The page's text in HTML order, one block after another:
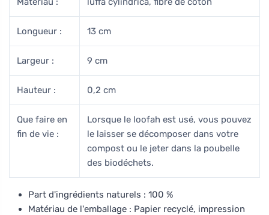
Longueur : 13 cm
Largeur : 9 cm
Hauteur : 0,2 cm
Que faire en
fin de vie :
Lorsque le loofah est usé, vous pouvez
le laisser se décomposer dans votre
compost ou le jeter dans la poubelle
des biodéchets.
Part d'ingrédients naturels : 100 %
Matériau de l'emballage : Papier recyclé, impression